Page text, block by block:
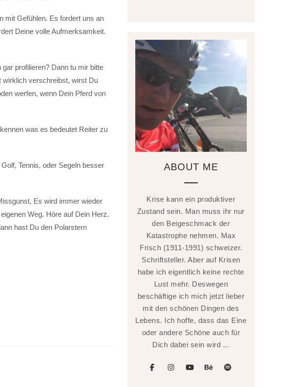
mit Gefühlen. Es fordert uns an
Deine volle Aufmerksamkeit.
profilieren? Dann tu mir bitte
wirklich verschreibst, wirst Du
werfen, wenn Dein Pferd von
was es bedeutet Reiter zu
Tennis, oder Segeln besser
Es wird immer wieder
Weg. Höre auf Dein Herz.
hast Du den Polarstern
ABOUT ME
Krise kann ein produktiver
Zustand sein. Man muss ihr nur
den Beigeschmack der
Katastrophe nehmen. Max
Frisch (1911-1991) schweizer.
Schriftsteller. Aber auf Krisen
habe ich eigentlich keine rechte
Lust mehr. Deswegen
beschäftige ich mich jetzt lieber
mit den schönen Dingen des
Lebens. Ich hoffe, dass das Eine
oder andere Schöne auch für
Dich dabei sein wird ...
facebook
instagram
youtube
behance